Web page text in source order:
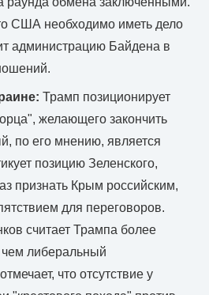
США необходимо иметь дело
администрацию Байдена в
Трамп позиционирует
желающего закончить
по его мнению, является
позицию Зеленского,
признать Крым российским,
для переговоров.
считает Трампа более
чем либеральный
что отсутствие у